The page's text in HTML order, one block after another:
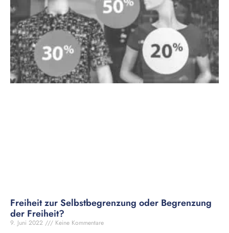
Freiheit zur Selbstbegrenzung oder Begrenzung
der Freiheit?
9. Juni 2022 Keine Kommentare